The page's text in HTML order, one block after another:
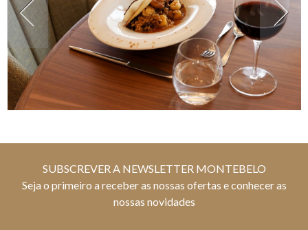
SUBSCREVER A NEWSLETTER MONTEBELO
Seja o primeiro a receber as nossas ofertas e conhecer as
nossas novidades